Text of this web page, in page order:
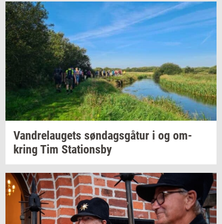
Van­d­re­lau­gets søn­dags­gå­tur i og om­
kring Tim Sta­tions­by